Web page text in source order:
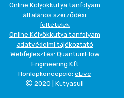
Online Kölyökkutya tanfolyam
általános szerződési
feltételek
Online Kölyökkutya tanfolyam
adatvédelmi tájékoztató
Webfejlesztés: QuantumFlow
Engineering Kft
Honlapkoncepció: eLive
2020 | Kutyasuli